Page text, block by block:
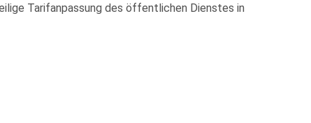
Tarifanpassung des öffentlichen Dienstes in